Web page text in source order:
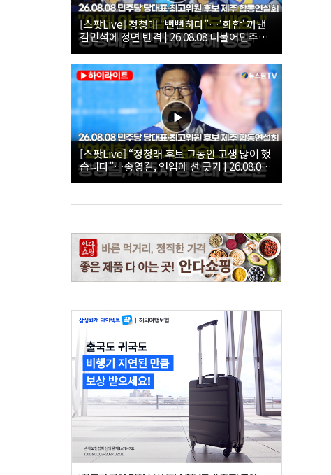
[스팟Live] 정청래 “뻔뻔하다”…‘화합’ 꺼낸
김민석에 정면 반격 | 26.08.08 더불어민주당
당대표·최고위원 후보 제주 합동연설회
[스팟Live] “정청래 후보 그동안 고생 많이 했
습니다”…송영길, 연임에 선 긋기 | 26.08.08
더불어민주당 당대표·최고위원 후보 제주 합